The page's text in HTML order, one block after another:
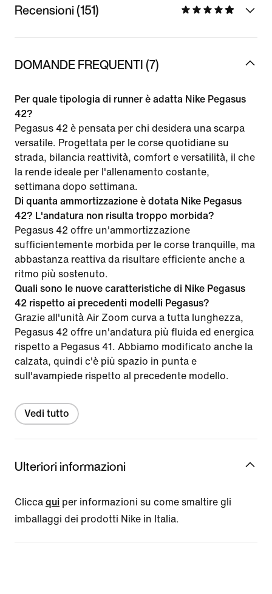
Recensioni (151)
DOMANDE FREQUENTI (7)
Per quale tipologia di runner è adatta Nike Pegasus
42?
Pegasus 42 è pensata per chi desidera una scarpa
versatile. Progettata per le corse quotidiane su
strada, bilancia reattività, comfort e versatilità, il che
la rende ideale per l'allenamento costante,
settimana dopo settimana.
Di quanta ammortizzazione è dotata Nike Pegasus
42? L'andatura non risulta troppo morbida?
Pegasus 42 offre un'ammortizzazione
sufficientemente morbida per le corse tranquille, ma
abbastanza reattiva da risultare efficiente anche a
ritmo più sostenuto.
Quali sono le nuove caratteristiche di Nike Pegasus
42 rispetto ai precedenti modelli Pegasus?
Grazie all'unità Air Zoom curva a tutta lunghezza,
Pegasus 42 offre un'andatura più fluida ed energica
rispetto a Pegasus 41. Abbiamo modificato anche la
calzata, quindi c'è più spazio in punta e
sull'avampiede rispetto al precedente modello.
Vedi tutto
Ulteriori informazioni
Clicca qui per informazioni su come smaltire gli
imballaggi dei prodotti Nike in Italia.